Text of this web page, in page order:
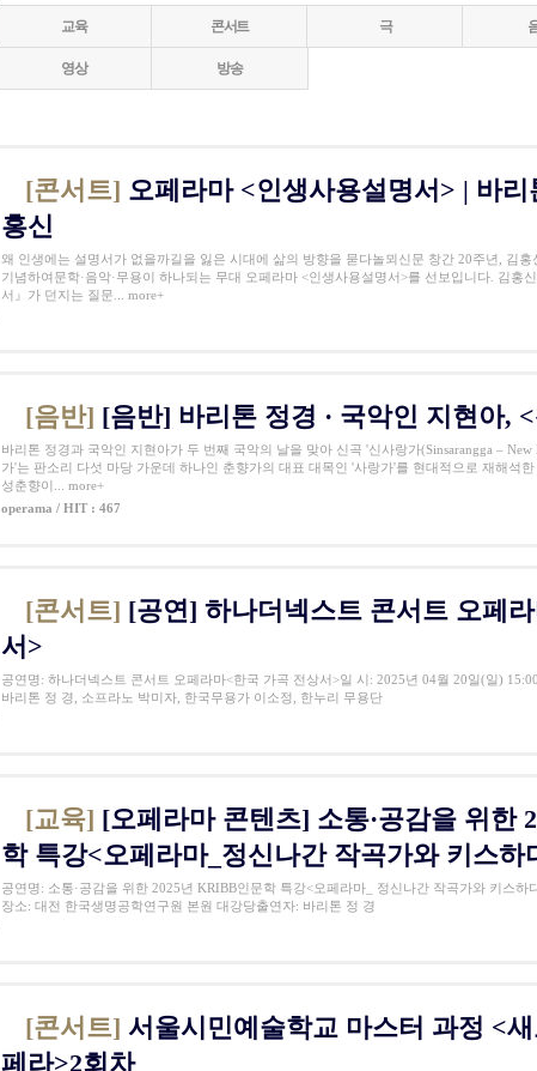
교육 콘서트 극
영상 방송
[콘서트] 오페라마 <인생사용설명서> | 바
홍신
왜 인생에는 설명서가 없을까길을 잃은 시대에 삶의 방향을 묻다놀뫼신문 창간 20주년, 김홍
기념하여문학·음악·무용이 하나되는 무대 오페라마 <인생사용설명서>를 선보입니다. 김홍
서』가 던지는 질문... more+
[음반] [음반] 바리톤 정경 · 국악인 지현아,
바리톤 정경과 국악인 지현아가 두 번째 국악의 날을 맞아 신곡 '신사랑가(Sinsarangga –
가'는 판소리 다섯 마당 가운데 하나인 춘향가의 대표 대목인 '사랑가'를 현대적으로 재해석
성춘향이... more+
operama / HIT : 467
[콘서트] [공연] 하나더넥스트 콘서트 오페
서>
공연명: 하나더넥스트 콘서트 오페라마<한국 가곡 전상서>일 시: 2025년 04월 20일(일)
바리톤 정 경, 소프라노 박미자, 한국무용가 이소정, 한누리 무용단
[교육] [오페라마 콘텐츠] 소통·공감을 위한
학 특강<오페라마_정신나간 작곡가와 키스하
공연명: 소통·공감을 위한 2025년 KRIBB인문학 특강<오페라마_ 정신나간 작곡가와 키스하
장소: 대전 한국생명공학연구원 본원 대강당출연자: 바리톤 정 경
[콘서트] 서울시민예술학교 마스터 과정 <
페라>2회차